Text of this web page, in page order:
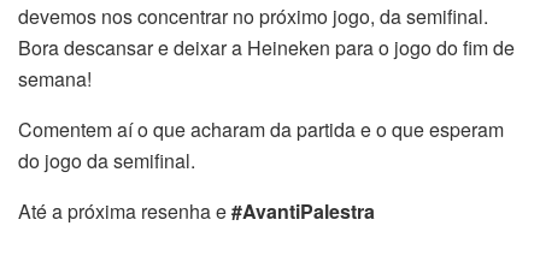
devemos nos concentrar no próximo jogo, da semifinal.
Bora descansar e deixar a Heineken para o jogo do fim de
semana!
Comentem aí o que acharam da partida e o que esperam
do jogo da semifinal.
Até a próxima resenha e#AvantiPalestra